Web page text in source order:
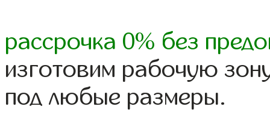
рассрочка 0% без
изготовим рабочую
под любые размеры.